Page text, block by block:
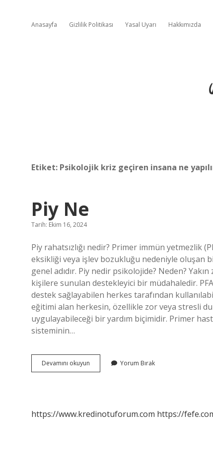
Anasayfa Gizlilik Politikası Yasal Uyarı Hakkımızda
Etiket: Psikolojik kriz geçiren insana ne
Piy Ne
Tarih: Ekim 16, 2024
Piy rahatsızlığı nedir? Primer immün yetmezlik
eksikliği veya işlev bozukluğu nedeniyle oluşan
genel adıdır. Piy nedir psikolojide? Neden?
kişilere sunulan destekleyici bir müdahaledir.
destek sağlayabilen herkes tarafından
eğitimi alan herkesin, özellikle zor veya stresli
uygulayabileceği bir yardım biçimidir. Primer
sisteminin…
Devamını okuyun
Ne
Yorum Bırak
https://www.kredinotuforum.com https://